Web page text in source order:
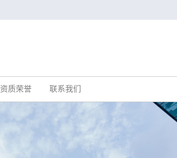
资质荣誉 联系我们